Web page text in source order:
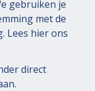
gebruiken je
met de
Lees hier ons
direct